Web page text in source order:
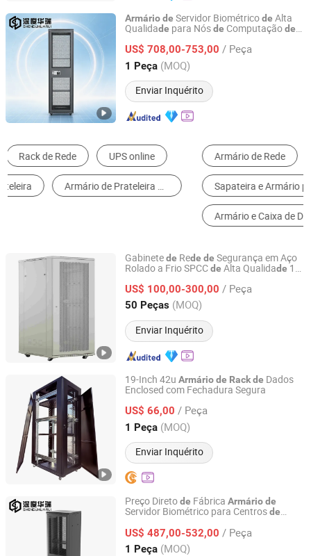
Armáriode Servidor Biométricode Alta
Qualidade para Nósde Computaçãode
US$ 708,00-753,00 / Peça
1 Peça (MOQ)
Enviar Inquérito
Beijing Shendu Huarui Technology Development Co.,Ltd
Beijing, China Desde 2026
Armário de Rede Armários de Cozinha
Sapateira e Armário para Sapatos Armários de Arquivo
Armário de Sala de Estar
Gabinetede Rede de Segurança em Aço
Rolado a Frio SPCCde Alta Qualidade 19
US$ 100,00-300,00 / Peça
50 Peças (MOQ)
Enviar Inquérito
Ningbo Gam Smart Technology Co., Ltd.
Zhejiang, China Desde 2026
19-Inch 42u Armáriode Rackde Dados
Enclosed com Fechadura Segura
US$ 66,00 / Peça
1 Peça (MOQ)
Enviar Inquérito
Milo Tomito Technology Co., Ltd.
Hunan, China Desde 2025
Preço Diretode Fábrica Armáriode
Servidor Biométrico para Centrosde
US$ 487,00-532,00 / Peça
1 Peça (MOQ)
Beijing Shendu Huarui Technology Development Co.,Ltd
Beijing, China Desde 2026